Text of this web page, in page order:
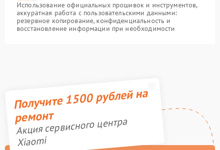
Использование официальных прошивок и инструментов,
аккуратная работа с пользовательскими данными:
резервное копирование, конфиденциальность и
восстановление информации при необходимости
Получите 1500 рублей на
ремонт
Акция сервисного центра
Xiaomi